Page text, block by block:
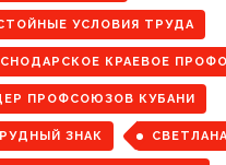
УСЛОВИЯ ТРУДА
КРАЕВОЕ
ПРОФСОЮЗОВ КУБАНИ
ЗНАК